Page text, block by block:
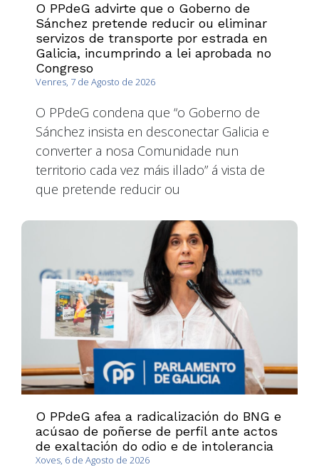
O PPdeG advirte que o Goberno de
Sánchez pretende reducir ou eliminar
servizos de transporte por estrada en
Galicia, incumprindo a lei aprobada no
Congreso
Venres, 7 de Agosto de 2026
O PPdeG condena que “o Goberno de
Sánchez insista en desconectar Galicia e
converter a nosa Comunidade nun
territorio cada vez máis illado” á vista de
que pretende reducir ou
O PPdeG afea a radicalización do BNG e
acúsao de poñerse de perfil ante actos
de exaltación do odio e de intolerancia
Xoves, 6 de Agosto de 2026